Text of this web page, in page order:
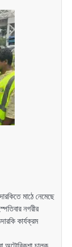
মাঠে নেমেছে
নগরীর
কার্যক্রম